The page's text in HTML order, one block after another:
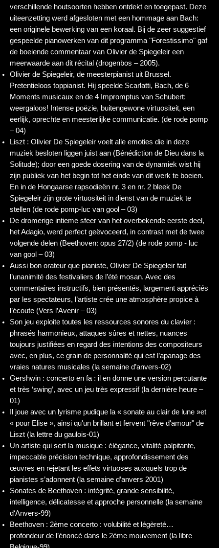
verschillende houtsoorten hebben ontdekt en toegepast. Deze
uiteenzetting werd afgesloten met een hommage aan Bach:
een originele bewerking van een koraal. Bij de zeer suggestief
gespeelde pianowerken van dit programma "Forestissimo" gaf
de boeiende commentaar van Olivier de Spiegeleir een
meerwaarde aan dit récital (drogenbos – 2005).
Olivier de Spiegeleir, de meesterpianist uit Brussel.
Pretentieloos toppianist. Hij speelde Scarlatti, Bach, de 6
Moments musicaux en de 4 Impromptus van Schubert:
weergaloos! Intense poëzie, buitengewone virtuositeit, een
eerlijk, oprechte en meesterlijke communicatie. (de rode pomp
– 04)
Liszt : Olivier De Spiegeleir voelt alle emoties die in deze
muziek besloten liggen juist aan (Bénédiction de Dieu dans la
Solitude); door een goede dosering van de dynamiek wist hij
zijn publiek van het begin tot het einde van dit werk te boeien.
En in de Hongaarse rapsodieën nr. 3 en nr. 2 bleek De
Spiegeleir zijn grote virtuositeit in dienst van de muziek te
stellen (de rode pomp-luc van gool – 03)
De dromerige intieme sfeer van het overbekende eerste deel,
het Adagio, werd perfect geëvoceerd, in contrast met de twee
volgende delen (Beethoven: opus 27/2) (de rode pomp - luc
van gool – 03)
Aussi bon orateur que pianiste, Olivier De Spiegeleir fait
l’unanimité des festivaliers de l’été mosan. Avec des
commentaires instructifs, bien présentés, largement appréciés
par les spectateurs, l’artiste crée une atmosphère propice à
l’écoute (Vers l’Avenir – 03)
Son jeu exploite toutes les ressources sonores du clavier :
phrasés harmonieux, attaques sûres et nettes, nuances
toujours justifiées en regard des intentions des compositeurs
avec, en plus, ce grain de personnalité qui est l’apanage des
vraies natures musicales (la semaine d’anvers-02)
Gershwin : concerto en fa : il en donne une version percutante
et très ‘swing’, avec un jeu très expressif (la dernière heure –
01)
Il joue avec un lyrisme pudique la « sonate au clair de lune »et
« pour Elise », ainsi qu'un brillant et fervent "rêve d'amour" de
Liszt (la lettre du gaulois-01)
Un artiste qui sert la musique : élégance, vitalité palpitante,
impeccable précision technique, approfondissement des
œuvres en rejetant les effets virtuoses auxquels trop de
pianistes s’adonnent (la semaine d’anvers 2001)
Sonates de Beethoven : intégrité, grande sensibilité,
intelligence, délicatesse et approche personnelle (la semaine
d‘Anvers-99)
Beethoven : 2ème concerto : volubilité et légèreté…
profondeur de l’énoncé dans le 2ème mouvement (la libre